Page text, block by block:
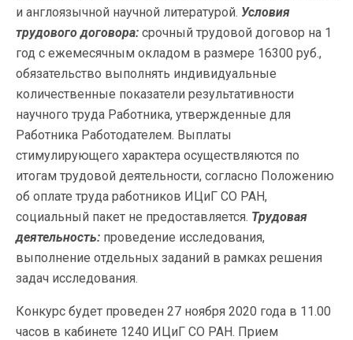
и англоязычной научной литературой. Условия
трудового договора: срочный трудовой договор на 1
год с ежемесячным окладом в размере 16300 руб.,
обязательство выполнять индивидуальные
количественные показатели результативности
научного труда Работника, утвержденные для
Работника Работодателем. Выплаты
стимулирующего характера осуществляются по
итогам трудовой деятельности, согласно Положению
об оплате труда работников ИЦиГ СО РАН,
социальный пакет не предоставляется. Трудовая
деятельность: проведение исследования,
выполнение отдельных заданий в рамках решения
задач исследования.
Конкурс будет проведен 27 ноября 2020 года в 11.00
часов в кабинете 1240 ИЦиГ СО РАН. Прием